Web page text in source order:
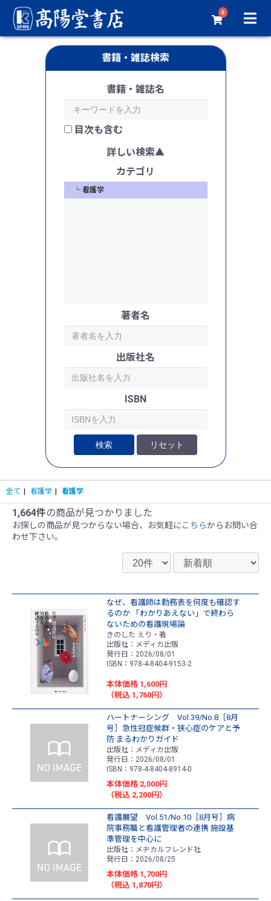
0
書籍・雑誌検索
書籍・雑誌名
目次も含む
詳しい検索
カテゴリ
└ 看護学
著者名
出版社名
ISBN
検索 リセット
全て 看護学 看護学
1,664件の商品が見つかりました
お探しの商品が見つからない場合、お気軽にこちらからお問い合
わせ下さい。
なぜ、看護師は勤務表を何度も確認す
るのか 「わかりあえない」で終わら
ないための看護現場論
きのした えり・著
出版社：メディカ出版
発行日：2026/08/01
ISBN：978-4-8404-9153-2
本体価格 1,600円
（税込 1,760円）
ハートナーシング Vol.39/No.8［8月
号］急性冠症候群・狭心症のケアと予
防 まるわかりガイド
出版社：メディカ出版
発行日：2026/08/01
ISBN：978-4-8404-8914-0
本体価格 2,000円
（税込 2,200円）
看護展望 Vol.51/No.10［8月号］病
院事務職と看護管理者の連携 施設基
準管理を中心に
出版社：メヂカルフレンド社
発行日：2026/08/25
本体価格 1,700円
（税込 1,870円）